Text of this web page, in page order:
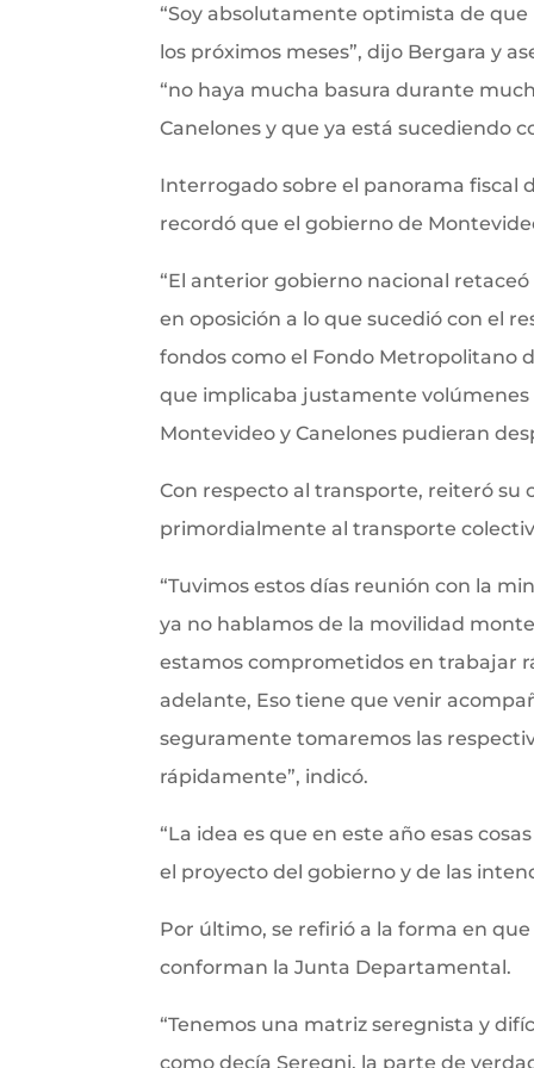
“Soy absolutamente optimista de
los próximos meses”, dijo Bergara y
“no haya mucha basura durante
Canelones y que ya está sucediendo
Interrogado sobre el panorama fiscal
recordó que el gobierno de
“El anterior gobierno nacional
en oposición a lo que sucedió con el
fondos como el Fondo Metropolitano
que implicaba justamente
Montevideo y Canelones pudieran
Con respecto al transporte, reiteró
primordialmente al transporte
“Tuvimos estos días reunión con la
ya no hablamos de la movilidad
estamos comprometidos en trabajar
adelante, Eso tiene que venir
seguramente tomaremos las
rápidamente”, indicó.
“La idea es que en este año esas
el proyecto del gobierno y de las
Por último, se refirió a la forma en
conforman la Junta Departamental.
“Tenemos una matriz seregnista y
como decía Seregni, la parte de